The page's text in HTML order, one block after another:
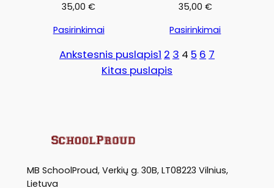
35,00€
Pasirinkimai
35,00 €
Pasirinkimai
Ankstesnis puslapis1 2 3 4 5 6 7
Kitas puslapis
MB SchoolProud, Verkių g. 30B, LT08223 Vilnius,
Lietuva